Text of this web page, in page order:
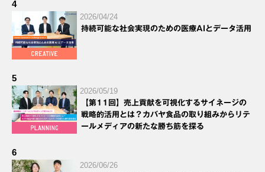
4
2026/04/24
持続可能な社会実現のための医療AIとデータ活用
5
2026/05/19
【第11回】売上貢献を可視化するサイネージの
戦略的活用とは？カバヤ食品の取り組みからリテ
ールメディアの新たな勝ち筋を探る
6
2026/06/26